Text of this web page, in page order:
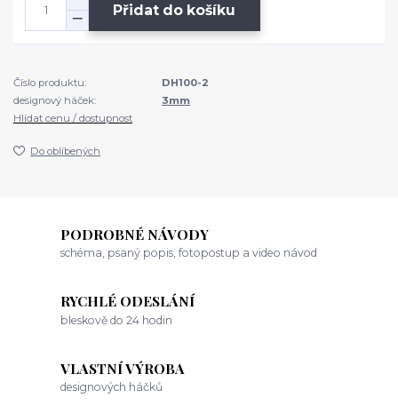
Přidat do košíku
Číslo produktu:
DH100-2
designový háček:
3mm
Hlídat cenu / dostupnost
Do oblíbených
PODROBNÉ NÁVODY
schéma, psaný popis, fotopostup a video návod
RYCHLÉ ODESLÁNÍ
bleskově do 24 hodin
VLASTNÍ VÝROBA
designových háčků